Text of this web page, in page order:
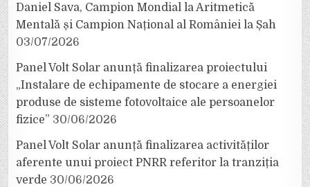
Daniel Sava, Campion Mondial la Aritmetică
Mentală și Campion Național al României la Șah
03/07/2026
Panel Volt Solar anunță finalizarea proiectului
„Instalare de echipamente de stocare a energiei
produse de sisteme fotovoltaice ale persoanelor
fizice” 30/06/2026
Panel Volt Solar anunță finalizarea activităților
aferente unui proiect PNRR referitor la tranziția
verde 30/06/2026